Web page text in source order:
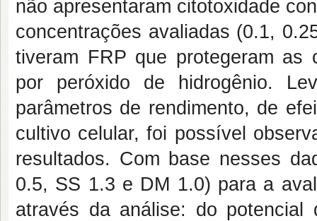
não apresentaram citotoxidade
concentrações avaliadas (0.1,
tiveram FRP que protegeram as
por peróxido de hidrogênio.
parâmetros de rendimento, de
cultivo celular, foi possível
resultados. Com base nesses
0.5, SS 1.3 e DM 1.0) para a
através da análise: do potencial